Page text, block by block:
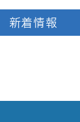
新着情報